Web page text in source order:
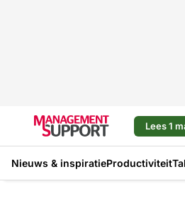
Lees 1
Nieuws & inspiratieProductiviteit